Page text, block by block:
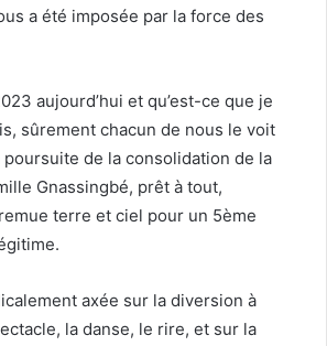
a été imposée par la force des
aujourd’hui et qu’est-ce que je
sûrement chacun de nous le voit
de la consolidation de la
Gnassingbé, prêt à tout,
terre et ciel pour un 5ème
axée sur la diversion à
la danse, le rire, et sur la